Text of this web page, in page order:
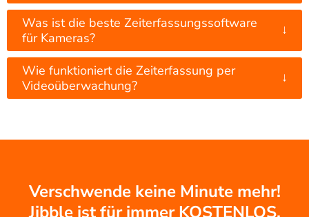
Was ist die beste Zeiterfassungssoftware
für Kameras?
↓
Wie funktioniert die Zeiterfassung per
Videoüberwachung?
↓
Verschwende keine Minute mehr!
Jibble ist für immer KOSTENLOS.